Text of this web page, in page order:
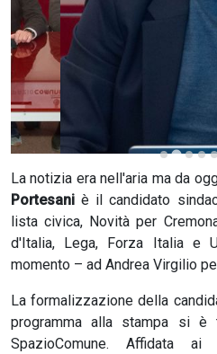
La notizia era nell'aria ma da
Portesani è il candidato
lista civica, Novità per
d'Italia, Lega, Forza Italia e
momento – ad Andrea Virgilio
La formalizzazione della
programma alla stampa si
SpazioComune. Affidata